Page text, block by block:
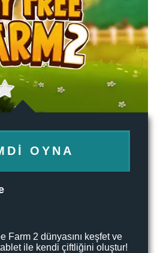
OYNA
Farm 2 dünyasını keşfet ve
ile kendi çiftliğini oluştur!